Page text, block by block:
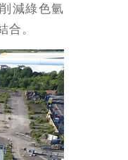
減綠色氫
。